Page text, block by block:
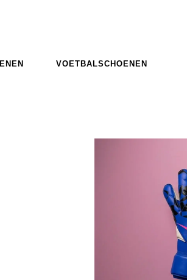
VOETBALSCHOENEN